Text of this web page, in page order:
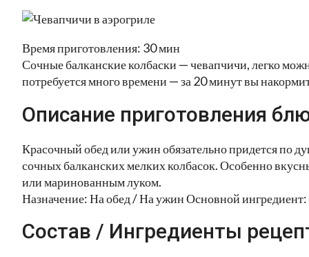
Время приготовления: 30 мин
Сочные балканские колбаски — чевапчичи, легко
потребуется много времени — за 20 минут вы
Описание приготовления
Красочный обед или ужин обязательно придется по
сочных балканских мелких колбасок. Особенно
или маринованным луком.
Назначение: На обед / На ужин Основной
Состав / Ингредиенты